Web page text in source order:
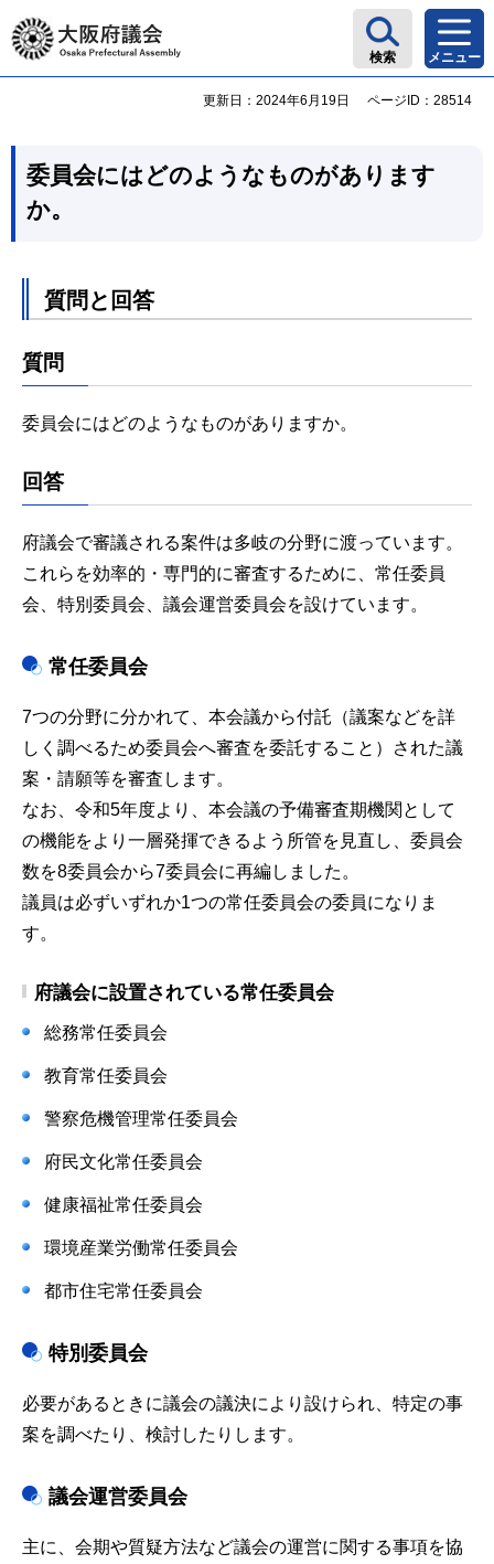
大阪府議会
検索 メニュー
更新日：2024年6月19日 ページID：28514
委員会にはどのようなものがあります
か。
質問と回答
質問
委員会にはどのようなものがありますか。
回答
府議会で審議される案件は多岐の分野に渡っています。
これらを効率的・専門的に審査するために、常任委員
会、特別委員会、議会運営委員会を設けています。
常任委員会
7つの分野に分かれて、本会議から付託（議案などを詳
しく調べるため委員会へ審査を委託すること）された議
案・請願等を審査します。
なお、令和5年度より、本会議の予備審査期機関として
の機能をより一層発揮できるよう所管を見直し、委員会
数を8委員会から7委員会に再編しました。
議員は必ずいずれか1つの常任委員会の委員になりま
す。
府議会に設置されている常任委員会
総務常任委員会
教育常任委員会
警察危機管理常任委員会
府民文化常任委員会
健康福祉常任委員会
環境産業労働常任委員会
都市住宅常任委員会
特別委員会
必要があるときに議会の議決により設けられ、特定の事
案を調べたり、検討したりします。
議会運営委員会
主に、会期や質疑方法など議会の運営に関する事項を協